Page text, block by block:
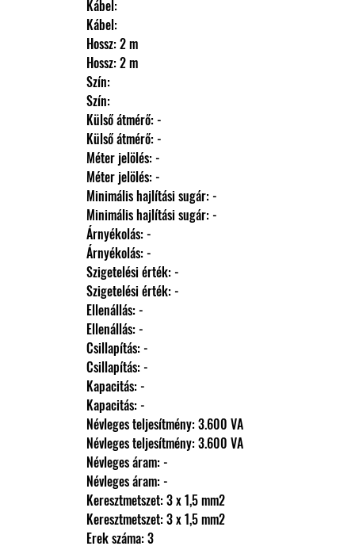
                Kábel:
                Kábel:
                Hossz: 2 m
                Hossz: 2 m
                Szín:
                Szín:
                Külső átmérő: -
                Külső átmérő: -
                Méter jelölés: -
                Méter jelölés: -
                Minimális hajlítási sugár: -
                Minimális hajlítási sugár: -
                Árnyékolás: -
                Árnyékolás: -
                Szigetelési érték: -
                Szigetelési érték: -
                Ellenállás: -
                Ellenállás: -
                Csillapítás: -
                Csillapítás: -
                Kapacitás: -
                Kapacitás: -
                Névleges teljesítmény: 3.600 VA
                Névleges teljesítmény: 3.600 VA
                Névleges áram: -
                Névleges áram: -
                Keresztmetszet: 3 x 1,5 mm2
                Keresztmetszet: 3 x 1,5 mm2
                Erek száma: 3